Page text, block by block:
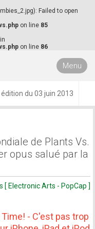
Failed to open
on line 85
on line 86
Menu
édition du 03 juin 2013
de Plants Vs.
opus salué par la
[ Electronic Arts - PopCap ]
- C'est pas trop